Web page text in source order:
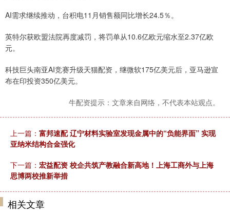
AI需求继续推动，台积电11月销售额同比增长24.5％。
英特尔获欧盟法院再度减罚，将罚单从10.6亿欧元缩水至2.37亿欧
元。
科技巨头南亚AI竞赛升级天猫配资，继微软175亿美元后，亚马逊宣
布在印投资350亿美元。
牛配资提示：文章来自网络，不代表本站观点。
上一篇： 富邦速配 辽宁材料实验室发现金属中的“负能界面” 实现
亚纳米结构合金强化
下一篇： 宏益配资 校企共筑产教融合新高地！上海工商外与上海
思博两校推新举措
相关文章